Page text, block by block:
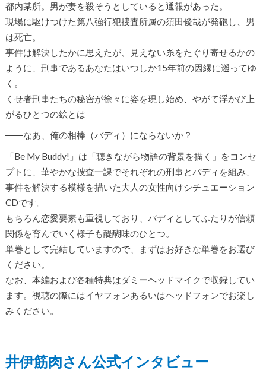
都内某所。男が妻を殺そうとしていると通報があった。
現場に駆けつけた第八強行犯捜査所属の須田俊哉が発砲し、男
は死亡。
事件は解決したかに思えたが、見えない糸をたぐり寄せるかの
ように、刑事であるあなたはいつしか15年前の因縁に遡ってゆ
く。
くせ者刑事たちの秘密が徐々に姿を現し始め、やがて浮かび上
がるひとつの絵とは――
――なあ、俺の相棒（バディ）にならないか？
「Be My Buddy!」は「聴きながら物語の背景を描く」をコンセ
プトに、華やかな捜査一課でそれぞれの刑事とバディを組み、
事件を解決する模様を描いた大人の女性向けシチュエーション
CDです。
もちろん恋愛要素も重視しており、バディとしてふたりが信頼
関係を育んでいく様子も醍醐味のひとつ。
単巻として完結していますので、まずはお好きな単巻をお選び
ください。
なお、本編および各種特典はダミーヘッドマイクで収録してい
ます。視聴の際にはイヤフォンあるいはヘッドフォンでお楽し
みください。
井伊筋肉さん公式インタビュー